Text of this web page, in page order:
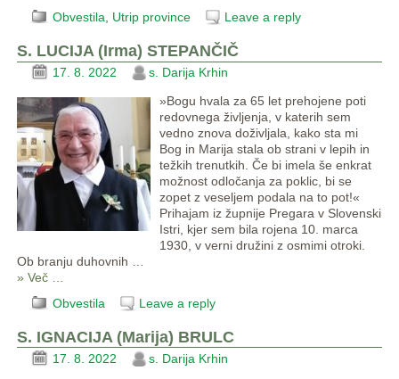
Obvestila, Utrip province Leave a reply
S. LUCIJA (Irma) STEPANČIČ
17. 8. 2022
s. Darija Krhin
»Bogu hvala za 65 let prehojene poti
redovnega življenja, v katerih sem
vedno znova doživljala, kako sta mi
Bog in Marija stala ob strani v lepih in
težkih trenutkih. Če bi imela še enkrat
možnost odločanja za poklic, bi se
zopet z veseljem podala na to pot!«
Prihajam iz župnije Pregara v Slovenski
Istri, kjer sem bila rojena 10. marca
1930, v verni družini z osmimi otroki.
Ob branju duhovnih
» Več …
Obvestila
Leave a reply
S. IGNACIJA (Marija) BRULC
17. 8. 2022
s. Darija Krhin